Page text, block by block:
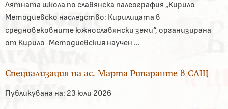
Лятната школа по славянска палеография „Кирило-
Методиевско наследство: Кирилицата в
средновековните южнославянски земи“, организирана
от Кирило-Методиевския научен ...
Специализация на ас. Марта Рипаранте в САЩ
Публикувана на: 23 юли 2026